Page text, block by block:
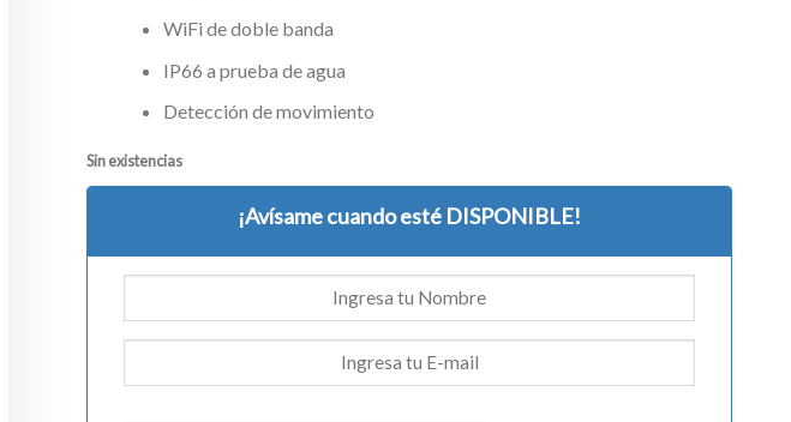
WiFi de doble banda
IP66 a prueba de agua
Detección de movimiento
Sin existencias
¡Avísame cuando esté DISPONIBLE!